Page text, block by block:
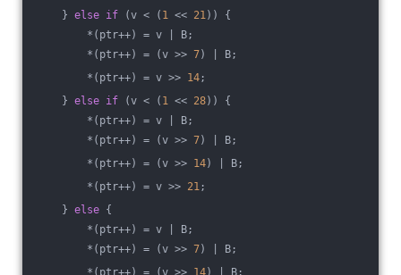
} else if (v < ( 1 << 21 )) {
*(ptr++) = v | B;
*(ptr++) = (v >> 7) | B;
*(ptr++) = v >> 14 ;
} else if (v < ( 1 << 28)) {
*(ptr++) = v | B;
*(ptr++) = (v >> 7) | B;
*(ptr++) = (v >> 14) | B;
*(ptr++) = v >> 21 ;
} else {
*(ptr++) = v | B;
*(ptr++) = (v >> 7) | B;
*(ptr++) = (v >> 14) | B;